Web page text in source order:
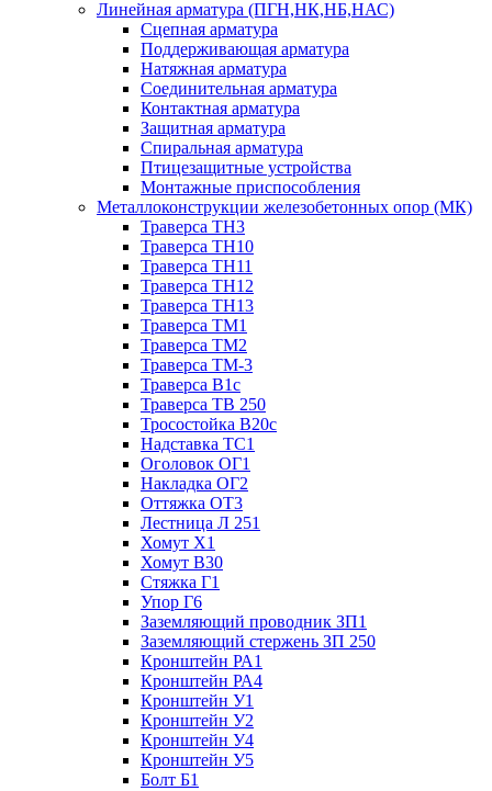
Линейная арматура (ПГН,НК,НБ,НАС)
Сцепная арматура
Поддерживающая арматура
Натяжная арматура
Соединительная арматура
Контактная арматура
Защитная арматура
Спиральная арматура
Птицезащитные устройства
Монтажные приспособления
Металлоконструкции железобетонных опор (МК)
Траверса ТН3
Траверса ТН10
Траверса ТН11
Траверса ТН12
Траверса ТН13
Траверса ТМ1
Траверса ТМ2
Траверса ТМ-3
Траверса В1с
Траверса ТВ 250
Тросостойка В20с
Надставка ТС1
Оголовок ОГ1
Накладка ОГ2
Оттяжка ОТ3
Лестница Л 251
Хомут Х1
Хомут В30
Стяжка Г1
Упор Г6
Заземляющий проводник ЗП1
Заземляющий стержень ЗП 250
Кронштейн РА1
Кронштейн РА4
Кронштейн У1
Кронштейн У2
Кронштейн У4
Кронштейн У5
Болт Б1